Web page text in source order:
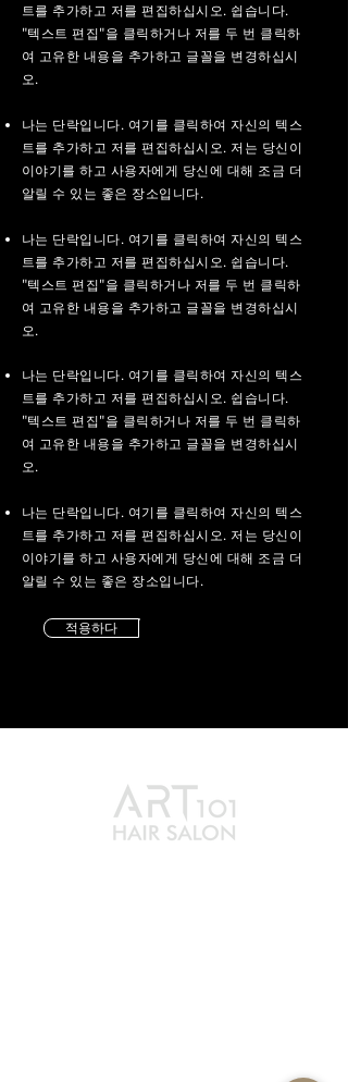
트를 추가하고 저를 편집하십시오. 쉽습니다.
"텍스트 편집"을 클릭하거나 저를 두 번 클릭하
여 고유한 내용을 추가하고 글꼴을 변경하십시
오.
나는 단락입니다. 여기를 클릭하여 자신의 텍스
트를 추가하고 저를 편집하십시오. 저는 당신이
이야기를 하고 사용자에게 당신에 대해 조금 더
알릴 수 있는 좋은 장소입니다.
나는 단락입니다. 여기를 클릭하여 자신의 텍스
트를 추가하고 저를 편집하십시오. 쉽습니다.
"텍스트 편집"을 클릭하거나 저를 두 번 클릭하
여 고유한 내용을 추가하고 글꼴을 변경하십시
오.
나는 단락입니다. 여기를 클릭하여 자신의 텍스
트를 추가하고 저를 편집하십시오. 쉽습니다.
"텍스트 편집"을 클릭하거나 저를 두 번 클릭하
여 고유한 내용을 추가하고 글꼴을 변경하십시
오.
나는 단락입니다. 여기를 클릭하여 자신의 텍스
트를 추가하고 저를 편집하십시오. 저는 당신이
이야기를 하고 사용자에게 당신에 대해 조금 더
알릴 수 있는 좋은 장소입니다.
적용하다